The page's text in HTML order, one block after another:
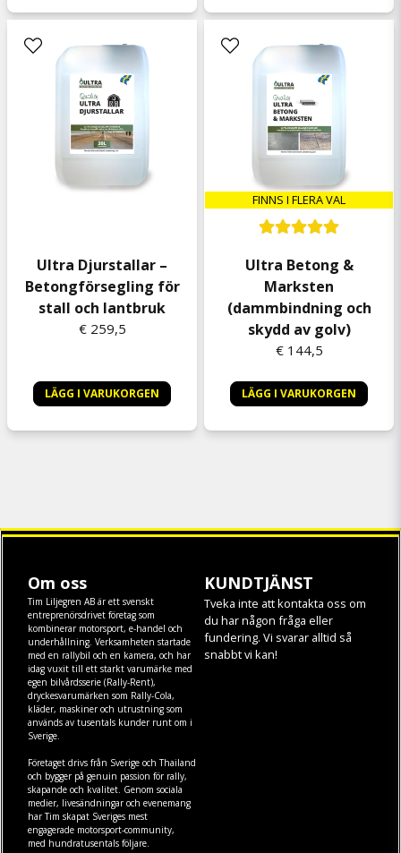
Ultra Djurstallar –
Betongförsegling för
stall och lantbruk
€ 259,5
LÄGG I VARUKORGEN
FINNS I FLERA VAL
Ultra Betong &
Marksten
(dammbindning och
skydd av golv)
€ 144,5
LÄGG I VARUKORGEN
Om oss
Tim Liljegren AB är ett svenskt
entreprenörsdrivet företag som
kombinerar motorsport, e-handel och
underhållning. Verksamheten startade
med en rallybil och en kamera, och har
idag vuxit till ett starkt varumärke med
egen bilvårdsserie (Rally-Rent),
dryckesvarumärken som Rally-Cola,
kläder, maskineroch utrustning som
används av tusentals kunder runt om i
Sverige.
Företaget drivs från Sverige och Thailand
och bygger på genuin passion för rally,
skapande och kvalitet. Genom sociala
medier, livesändningar och evenemang
har Tim skapat Sveriges mest
engagerade motorsport-community,
med hundratusentals följare.
KUNDTJÄNST
Tveka inte att kontakta oss om
du har någon fråga eller
fundering. Vi svarar alltid så
snabbt vi kan!